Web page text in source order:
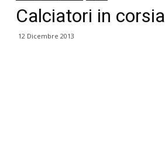
Calciatori in corsia
12 Dicembre 2013